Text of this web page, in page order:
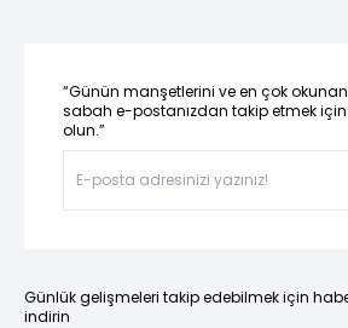
“Günün manşetlerini ve en çok
sabah e-postanızdan takip etmek
olun.”
Günlük gelişmeleri takip edebilmek için
indirin